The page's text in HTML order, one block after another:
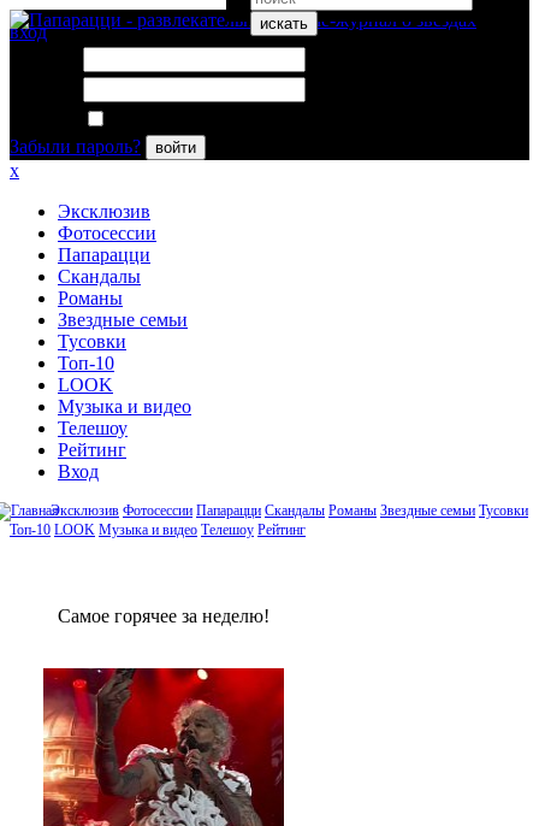
искать
вход
Забыли пароль?
войти
x
Эксклюзив
Фотосессии
Папарацци
Скандалы
Романы
Звездные семьи
Тусовки
Топ-10
LOOK
Музыка и видео
Телешоу
Рейтинг
Вход
Эксклюзив Фотосессии Папарацци Скандалы Романы Звездные семьи Тусовки
Топ-10 LOOK Музыка и видео Телешоу Рейтинг
Сaмое гoрячее за неделю!